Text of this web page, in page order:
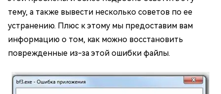
тему, а также вывести несколько советов по ее
устранению. Плюс к этому мы предоставим вам
информацию о том, как можно восстановить
поврежденные из-за этой ошибки файлы.